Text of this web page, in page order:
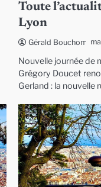
Toute
Lyon
Gérald Bouchon
Nouvelle journée de
Grégory Doucet
Gerland : la nouvelle